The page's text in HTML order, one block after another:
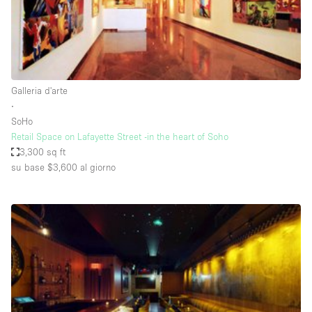
Elettricità
Esposizione di Automobili
Giardino
Illuminazione
Industriale
Internet
Livello strada
Luce Diurna
Magazzino
Parcheggio privato
Galleria d'arte
∙
SoHo
Retail Space on Lafayette Street -in the heart of Soho
3,300 sq ft
su base $3,600 al giorno